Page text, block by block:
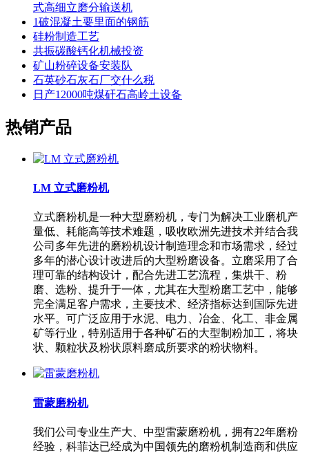
式高细立磨分输送机
1破混凝土要里面的钢筋
硅粉制造工艺
共振碳酸钙化机械投资
矿山粉碎设备安装队
石英砂石灰石厂交什么税
日产12000吨煤矸石高岭土设备
热销产品
LM 立式磨粉机
立式磨粉机是一种大型磨粉机，专门为解决工业磨机产
量低、耗能高等技术难题，吸收欧洲先进技术并结合我
公司多年先进的磨粉机设计制造理念和市场需求，经过
多年的潜心设计改进后的大型粉磨设备。立磨采用了合
理可靠的结构设计，配合先进工艺流程，集烘干、粉
磨、选粉、提升于一体，尤其在大型粉磨工艺中，能够
完全满足客户需求，主要技术、经济指标达到国际先进
水平。可广泛应用于水泥、电力、冶金、化工、非金属
矿等行业，特别适用于各种矿石的大型制粉加工，将块
状、颗粒状及粉状原料磨成所要求的粉状物料。
雷蒙磨粉机
我们公司专业生产大、中型雷蒙磨粉机，拥有22年磨粉
经验，科菲达已经成为中国领先的磨粉机制造商和供应